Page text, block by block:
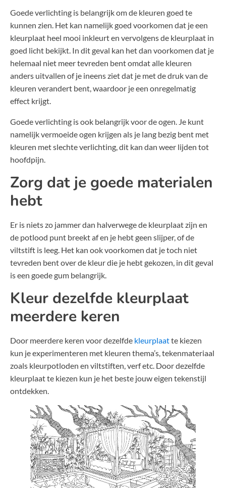
Goede verlichting is belangrijk om de kleuren goed te
kunnen zien. Het kan namelijk goed voorkomen dat je een
kleurplaat heel mooi inkleurt en vervolgens de kleurplaat in
goed licht bekijkt. In dit geval kan het dan voorkomen dat je
helemaal niet meer tevreden bent omdat alle kleuren
anders uitvallen of je ineens ziet dat je met de druk van de
kleuren verandert bent, waardoor je een onregelmatig
effect krijgt.
Goede verlichting is ook belangrijk voor de ogen. Je kunt
namelijk vermoeide ogen krijgen als je lang bezig bent met
kleuren met slechte verlichting, dit kan dan weer lijden tot
hoofdpijn.
Zorg dat je goede materialen
hebt
Er is niets zo jammer dan halverwege de kleurplaat zijn en
de potlood punt breekt af en je hebt geen slijper, of de
viltstift is leeg. Het kan ook voorkomen dat je toch niet
tevreden bent over de kleur die je hebt gekozen, in dit geval
is een goede gum belangrijk.
Kleur dezelfde kleurplaat
meerdere keren
Door meerdere keren voor dezelfde kleurplaatte kiezen
kun je experimenteren met kleuren thema’s, tekenmateriaal
zoals kleurpotloden en viltstiften, verf etc. Door dezelfde
kleurplaat te kiezen kun je het beste jouw eigen tekenstijl
ontdekken.